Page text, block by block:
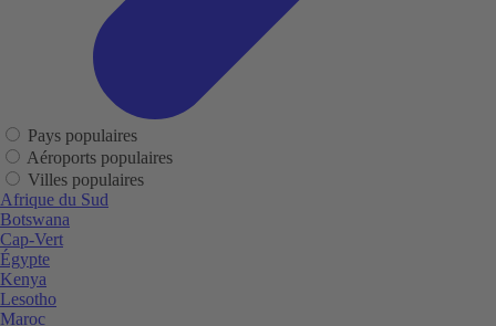
Pays populaires
Aéroports populaires
Villes populaires
Afrique du Sud
Botswana
Cap-Vert
Égypte
Kenya
Lesotho
Maroc